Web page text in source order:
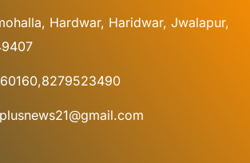
Hardwar, Haridwar, Jwalapur,